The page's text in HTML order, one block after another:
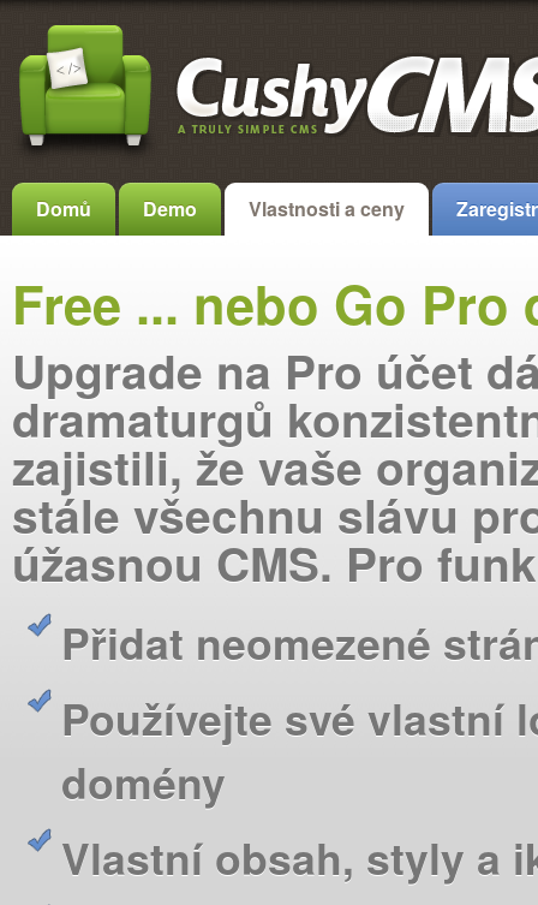
Domů Demo Vlastnosti a ceny
Free ... nebo Go Pro
Upgrade na Pro účet
dramaturgů
zajistili, že vaše
stále všechnu slávu
úžasnou CMS. Pro
Přidat neomezené
Používejte své vlastní
domény
Vlastní obsah, styly a